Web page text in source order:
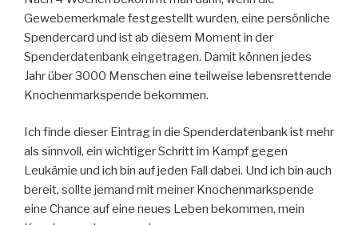
Gewebemerkmale festgestellt wurden, eine persönliche
Spendercard und ist ab diesem Moment in der
Spenderdatenbank eingetragen. Damit können jedes
Jahr über 3000 Menschen eine teilweise lebensrettende
Knochenmarkspende bekommen.
Ich finde dieser Eintrag in die Spenderdatenbank ist mehr
als sinnvoll, ein wichtiger Schritt im Kampf gegen
Leukämie und ich bin auf jeden Fall dabei. Und ich bin auch
bereit, sollte jemand mit meiner Knochenmarkspende
eine Chance auf eine neues Leben bekommen, mein